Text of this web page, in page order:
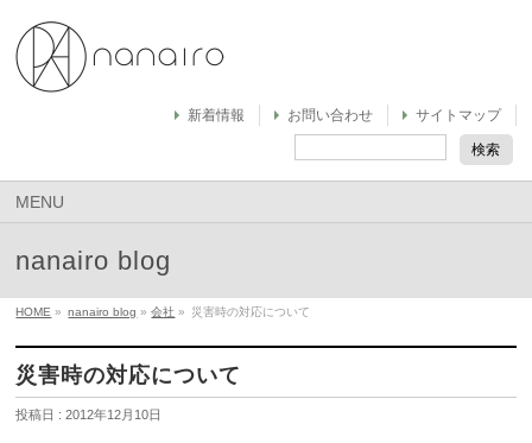
新着情報 お問い合わせ サイトマップ
MENU
nanairo blog
HOME » nanairo blog »会社 » 災害時の対応について
災害時の対応について
投稿日 : 2012年12月10日